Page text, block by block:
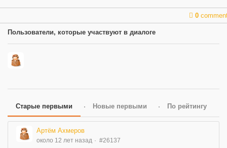
0
Пользователи, которые участвуют в диалоге
Старые первыми Новые первыми По рейтингу
Артём Ахмеров
около 12 лет назад #26137